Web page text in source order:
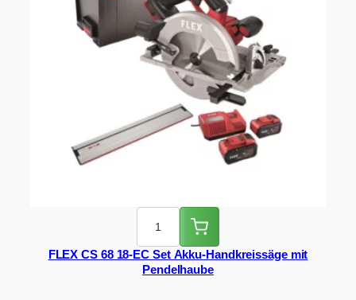
FLEX CS 68 18-EC Set Akku-Handkreissäge mit
Pendelhaube